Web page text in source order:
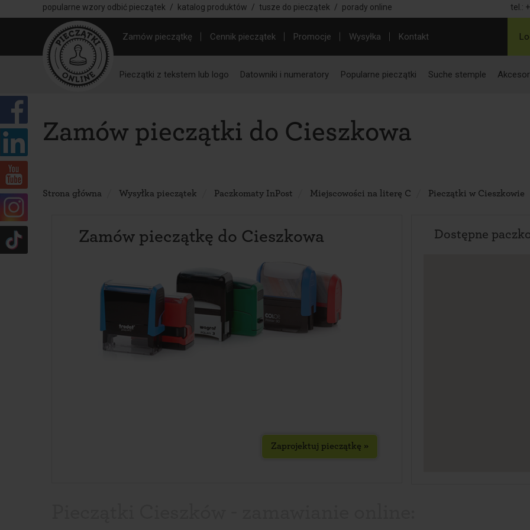
popularne wzory odbić pieczątek / katalog produktów / tusze do pieczątek / porady online tel.:
Zamów pieczątkę Cennik pieczątek Promocje Wysyłka Kontakt
Pieczątki z tekstem lub logo Datowniki i numeratory Popularne pieczątki Suche stemple
Zamów pieczątki do Cieszkowa
Strona główna Wysyłka pieczątek Paczkomaty InPost Miejscowości na literę C Pieczątki w Cieszkowie
Zamów pieczątkę do Cieszkowa
Zaprojektuj pieczątkę »
Dostępne